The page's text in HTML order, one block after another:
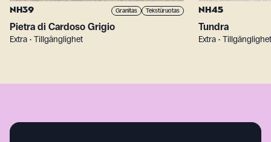
NH39 Granitas Tekstūruotas
Pietra di Cardoso Grigio
Extra • Tillgänglighet
NH45
Tundra
Extra • Tillgänglighet